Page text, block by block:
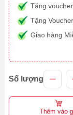
Tặng
Tặng
Giao hàng
Số lượng
Thêm vào